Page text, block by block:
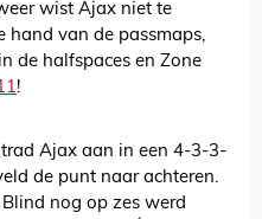
wist Ajax niet te
hand van de passmaps,
de halfspaces en Zone
!
Ajax aan in een 4-3-3-
de punt naar achteren.
nog op zes werd